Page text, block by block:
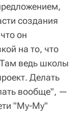
создания
он
на то, что
ведь школы
Делать
вообще", —
"Му-Му"